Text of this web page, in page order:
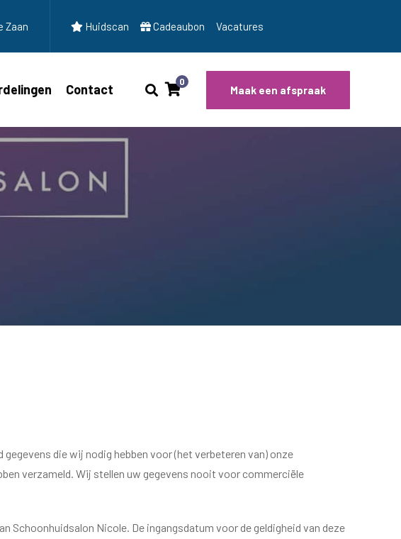
Zaan Huidscan Cadeaubon Vacatures
Contact
0
Maak een afspraak
die wij nodig hebben voor (het verbeteren van) onze
verzameld. Wij stellen uw gegevens nooit voor commerciële
Nicole. De ingangsdatum voor de geldigheid van deze